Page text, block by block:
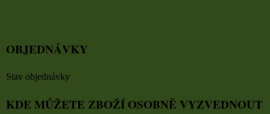
OBJEDNÁVKY
Stav objednávky
KDE MŮŽETE ZBOŽÍ OSOBNĚ VYZVEDNOUT